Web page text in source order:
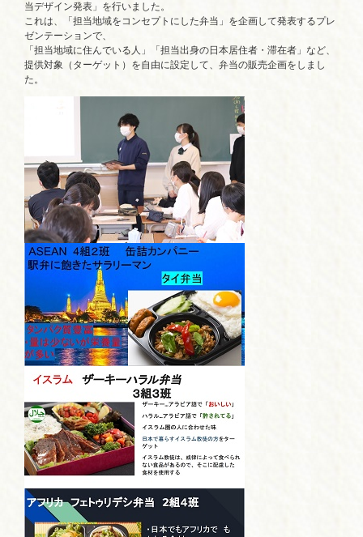
当デザイン発表」を行いました。
これは、「担当地域をコンセプトにした弁当」を企画して発表するプレ
ゼンテーションで、
「担当地域に住んでいる人」「担当出身の日本居住者・滞在者」など、
提供対象（ターゲット）を自由に設定して、弁当の販売企画をしまし
た。